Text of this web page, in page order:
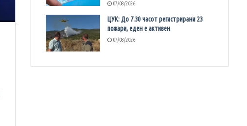
07/08/2026
ЦУК: До 7.30 часот регистрирани 23
пожари, еден е активен
07/08/2026